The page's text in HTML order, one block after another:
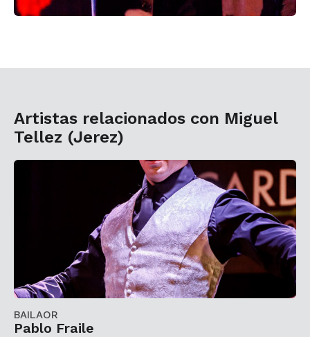
Artistas relacionados con Miguel
Tellez (Jerez)
BAILAOR
Pablo Fraile